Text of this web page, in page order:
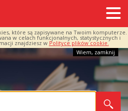
które są zapisywane na Twoim komputerze.
w celach funkcjonalnych, statystycznych i
znajdziesz w Polityce plików cookie.
Wiem, zamknij